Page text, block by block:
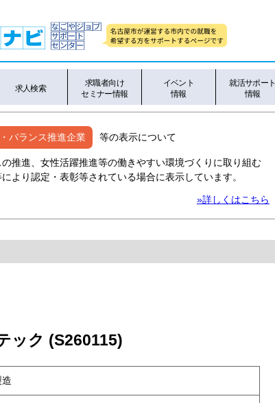
求人検索
求職者向け
セミナー情報
イベント
情報
就活サポート
情報
バランス推進企業 等の表示について
推進、女性活躍推進等の働きやすい環境づくりに取り組む
より認定・表彰等されている場合に表示しています。
»詳しくはこちら
ック (S260115)